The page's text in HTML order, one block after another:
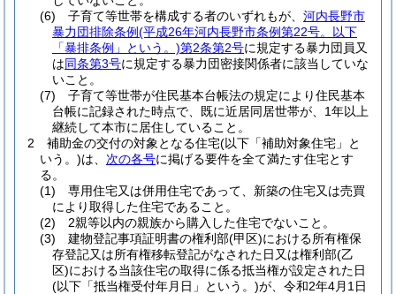
(6)
子育て等世帯を構成する者のいずれもが、 河内長野市
暴力団排除条例(平成26年河内長野市条例第22号。以下
「暴排条例」という。)第2条第2号に規定する暴力団員又
は同条第3号に規定する暴力団密接関係者に該当していな
いこと。
(7)
子育て等世帯が住民基本台帳法の規定により住民基本
台帳に記録された時点で、既に近居同居世帯が、1年以上
継続して本市に居住していること。
2
補助金の交付の対象となる住宅(以下「補助対象住宅」と
いう。)は、 次の各号に掲げる要件を全て満たす住宅とす
る。
(1)
専用住宅又は併用住宅であって、新築の住宅又は売買
により取得した住宅であること。
(2)
2親等以内の親族から購入した住宅でないこと。
(3)
建物登記事項証明書の権利部(甲区)における所有権保
存登記又は所有権移転登記がなされた日又は権利部(乙
区)における当該住宅の取得に係る抵当権が設定された日
(以下「抵当権受付年月日」という。)が、令和2年4月1日